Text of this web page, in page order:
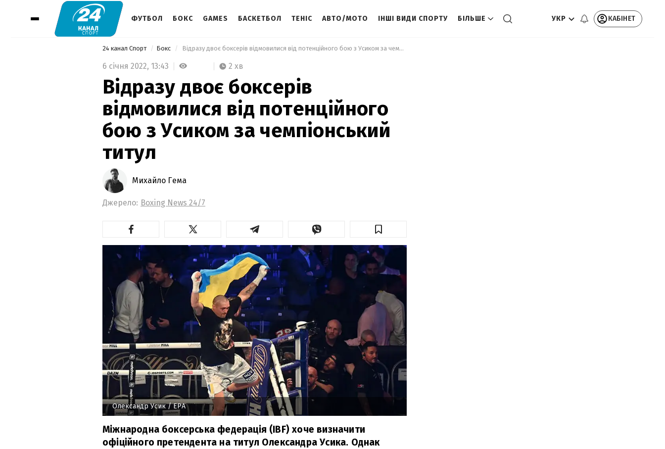
ФУТБОЛ БОКС GAMES БАСКЕТБОЛ ТЕНІС АВТО/МОТО ІНШІ ВИДИ СПОРТУ БІЛЬШЕ УКР КАБІНЕТ
24 канал Спорт Бокс Відразу двоє боксерів відмовилися від потенційного бою з Усиком за чемпіонський титул
6 січня 2022, 13:43 2 хв
Відразу двоє боксерів
відмовилися від потенційного
бою з Усиком за чемпіонський
титул
Михайло Гема
Джерело: Boxing News 24/7
Олександр Усик/ EPA
Міжнародна боксерська федерація (IBF) хоче визначити
офіційного претендента на титул Олександра Усика. Однак